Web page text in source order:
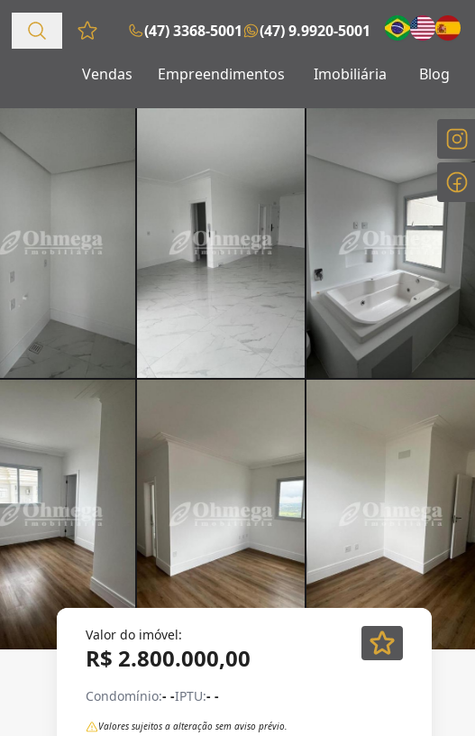
Favoritos (0 itens)
(47) 3368-5001 (47) 9.9920-5001
Vendas Empreendimentos Imobiliária Blog
Valor do imóvel:
R$ 2.800.000,00
Condomínio:- -IPTU:- -
Valores sujeitos a alteração sem aviso prévio.